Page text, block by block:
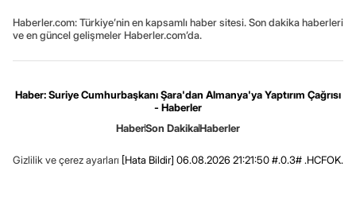
Haberler.com: Türkiye’nin en kapsamlı haber sitesi. Son dakika haberleri
ve en güncel gelişmeler Haberler.com’da.
Haber: Suriye Cumhurbaşkanı Şara'dan Almanya'ya Yaptırım Çağrısı
- Haberler
HaberSon DakikaHaberler
Gizlilik ve çerez ayarları [Hata Bildir] 06.08.2026 21:21:50 #.0.3# .HCFOK.